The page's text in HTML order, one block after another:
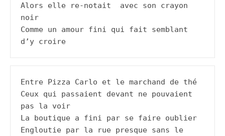
Alors elle re-notait  avec son crayon
noir
Comme un amour fini qui fait semblant
d’y croire
Entre Pizza Carlo et le marchand de thé
Ceux qui passaient devant ne pouvaient
pas la voir
La boutique a fini par se faire oublier
Engloutie par la rue presque sans le